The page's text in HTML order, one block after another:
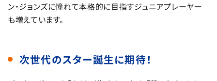
ン・ジョンズに憧れて本格的に目指すジュニアプレーヤー
も増えています。
次世代のスター誕生に期待！